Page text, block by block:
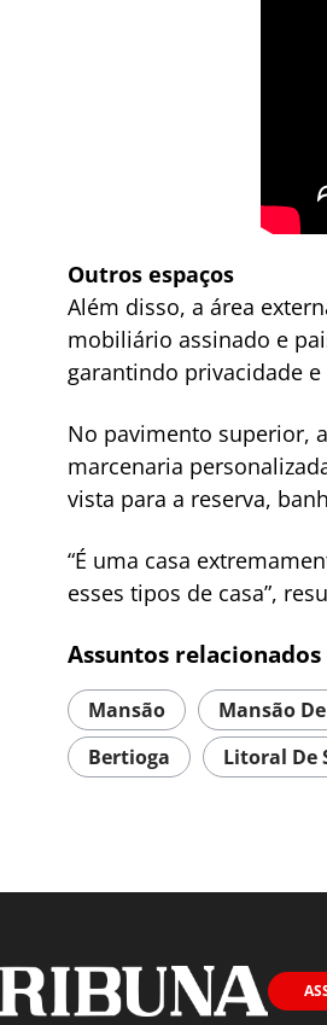
Outros espaços
Além disso, a área
mobiliário assinado e
garantindo privacidade
No pavimento superior,
marcenaria
vista para a reserva,
“É uma casa
esses tipos de casa”,
Assuntos relacionados
Mansão Mansão
Bertioga
Litoral De